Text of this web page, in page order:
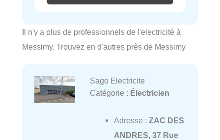
Il n'y a plus de professionnels de l'electricité à
Messimy. Trouvez en d'autres près de Messimy
Sago Electricite
Catégorie : Électricien
Adresse : ZAC DES
ANDRES, 37 Rue